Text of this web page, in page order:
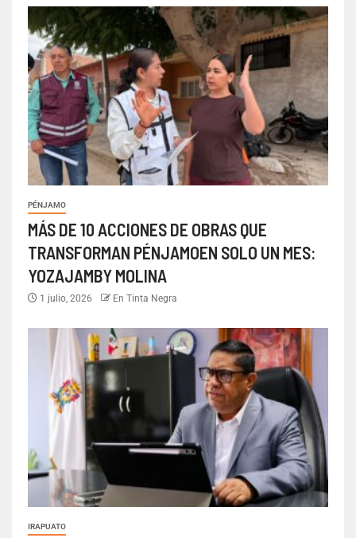
PÉNJAMO
MÁS DE 10 ACCIONES DE OBRAS QUE
TRANSFORMAN PÉNJAMOEN SOLO UN MES:
YOZAJAMBY MOLINA
1 julio, 2026 En Tinta Negra
IRAPUATO